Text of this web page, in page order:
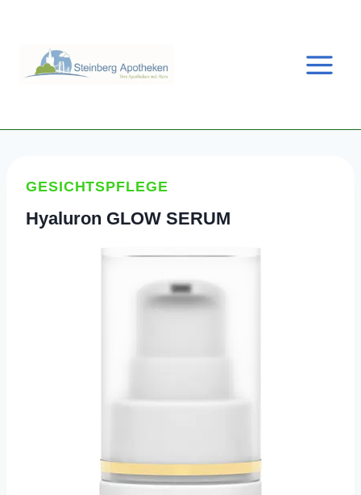
springen
GESICHTSPFLEGE
Hyaluron GLOW SERUM